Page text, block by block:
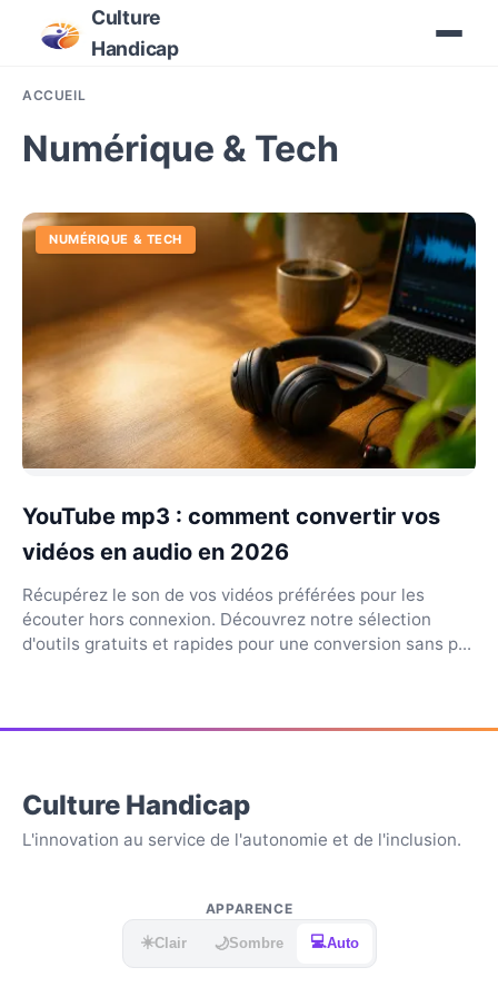
Culture
Handicap
ACCUEIL
Numérique & Tech
NUMÉRIQUE & TECH
YouTube mp3 : comment convertir vos
vidéos en audio en 2026
Récupérez le son de vos vidéos préférées pour les
écouter hors connexion. Découvrez notre sélection
d'outils gratuits et rapides pour une conversion sans p...
Culture Handicap
L'innovation au service de l'autonomie et de l'inclusion.
APPARENCE
☀️Clair 🌙Sombre 💻Auto